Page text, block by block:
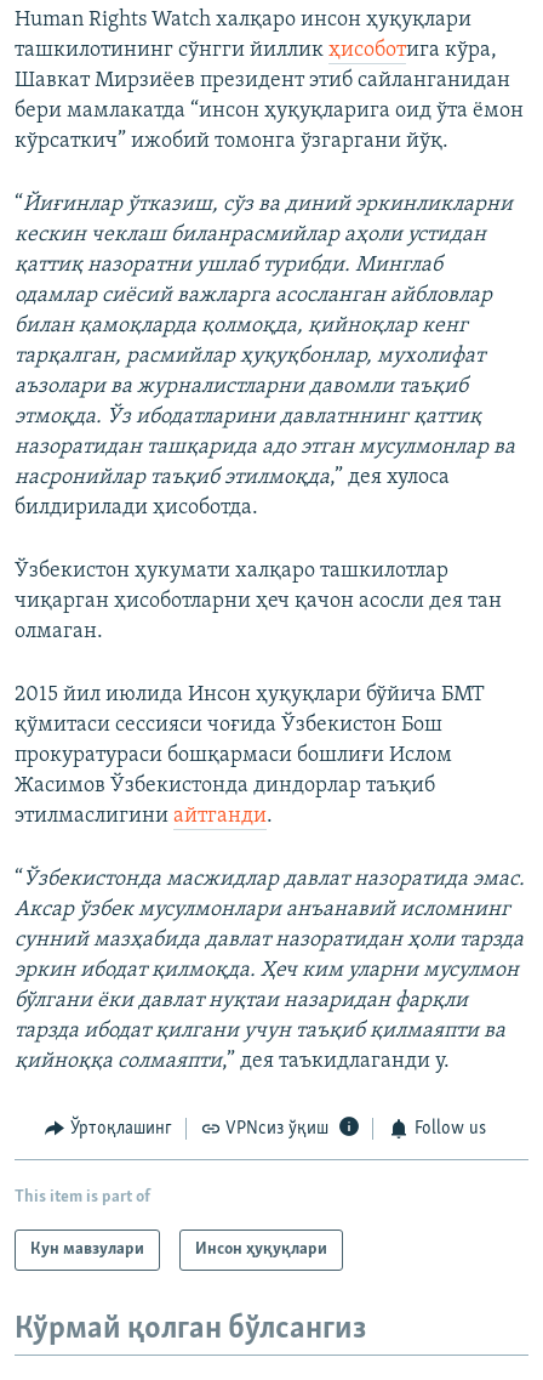
Human Rights Watch халқаро инсон ҳуқуқлари
ташкилотининг сўнгги йиллик ҳисоботига кўра,
Шавкат Мирзиёев президент этиб сайланганидан
бери мамлакатда “инсон ҳуқуқларига оид ўта ёмон
кўрсаткич” ижобий томонга ўзгаргани йўқ.
“Йиғинлар ўтказиш, сўз ва диний эркинликларни
кескин чеклаш биланрасмийлар аҳоли устидан
қаттиқ назоратни ушлаб турибди. Минглаб
одамлар сиёсий важларга асосланган айбловлар
билан қамоқларда қолмоқда, қийноқлар кенг
тарқалган, расмийлар ҳуқуқбонлар, мухолифат
аъзолари ва журналистларни давомли таъқиб
этмоқда. Ўз ибодатларини давлатннинг қаттиқ
назоратидан ташқарида адо этган мусулмонлар ва
насронийлар таъқиб этилмоқда,” дея хулоса
билдирилади ҳисоботда.
Ўзбекистон ҳукумати халқаро ташкилотлар
чиқарган ҳисоботларни ҳеч қачон асосли дея тан
олмаган.
2015 йил июлида Инсон ҳуқуқлари бўйича БМТ
қўмитаси сессияси чоғида Ўзбекистон Бош
прокуратураси бошқармаси бошлиғи Ислом
Жасимов Ўзбекистонда диндорлар таъқиб
этилмаслигини айтганди.
“ Ўзбекистонда масжидлар давлат назоратида эмас.
Аксар ўзбек мусулмонлари анъанавий исломнинг
сунний мазҳабида давлат назоратидан ҳоли тарзда
эркин ибодат қилмоқда. Ҳеч ким уларни мусулмон
бўлгани ëки давлат нуқтаи назаридан фарқли
тарзда ибодат қилгани учун таъқиб қилмаяпти ва
қийноққа солмаяпти,” дея таъкидлаганди у.
Ўртоқлашинг VPNсиз ўқиш Follow us
This item is part of
Кун мавзулари Инсон ҳуқуқлари
Кўрмай қолган бўлсангиз